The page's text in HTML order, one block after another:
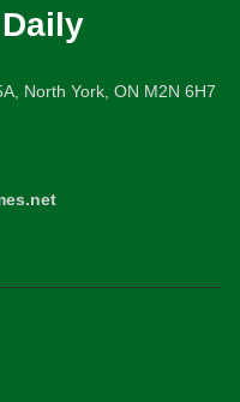
North York, ON M2N 6H7